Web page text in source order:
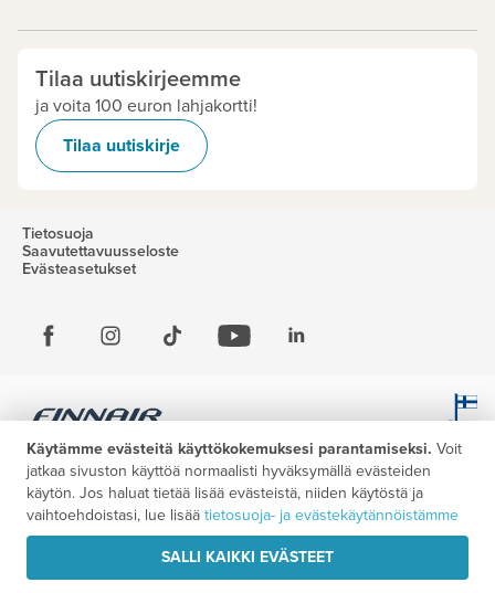
Tilaa uutiskirjeemme
ja voita 100 euron lahjakortti!
Tilaa uutiskirje
Tietosuoja
Saavutettavuusseloste
Evästeasetukset
Käytämme evästeitä käyttökokemuksesi parantamiseksi. Voit
jatkaa sivuston käyttöä normaalisti hyväksymällä evästeiden
käytön. Jos haluat tietää lisää evästeistä, niiden käytöstä ja
vaihtoehdoistasi, lue lisää tietosuoja- ja evästekäytännöistämme
SALLI KAIKKI EVÄSTEET